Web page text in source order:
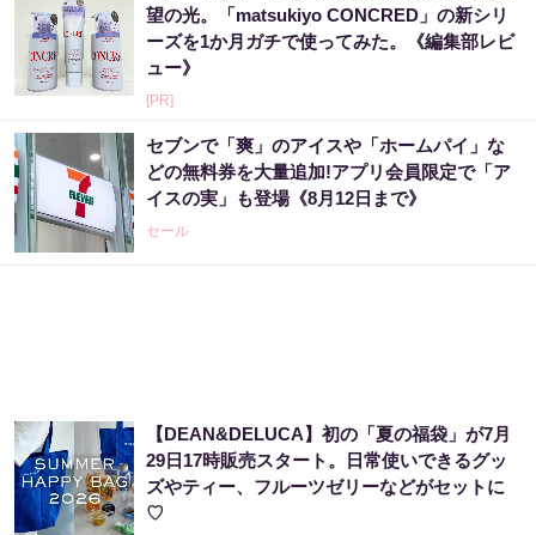
望の光。「matsukiyo CONCRED」の新シリ
ーズを1か月ガチで使ってみた。《編集部レビ
ュー》
[PR]
セブンで「爽」のアイスや「ホームパイ」な
どの無料券を大量追加!アプリ会員限定で「ア
イスの実」も登場《8月12日まで》
セール
【DEAN&DELUCA】初の「夏の福袋」が7月
29日17時販売スタート。日常使いできるグッ
ズやティー、フルーツゼリーなどがセットに
♡